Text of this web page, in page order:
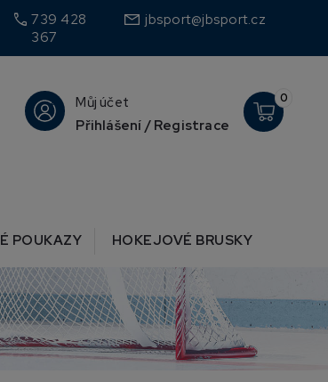
call 739 428
367
jbsport@jbsport.cz
0
Můj účet
Přihlášení / Registrace
POUKAZY HOKEJOVÉ BRUSKY